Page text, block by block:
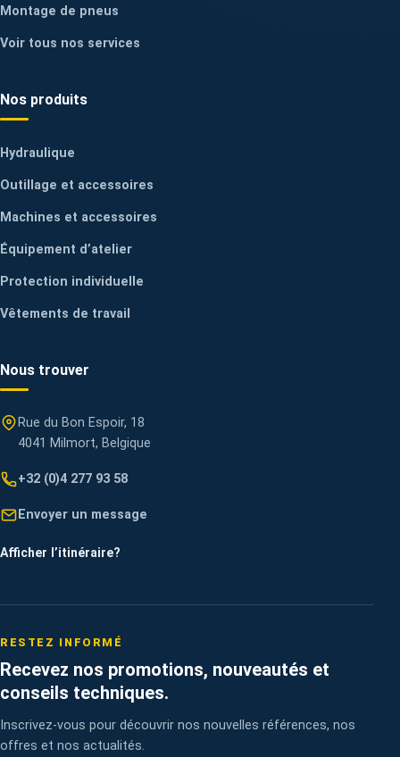
Montage de pneus
Voir tous nos services
Nos produits
Hydraulique
Outillage et accessoires
Machines et accessoires
Équipement d’atelier
Protection individuelle
Vêtements de travail
Nous trouver
Rue du Bon Espoir, 18
4041 Milmort, Belgique
+32 (0)4 277 93 58
Envoyer un message
Afficher l’itinéraire?
RESTEZ INFORMÉ
Recevez nos promotions, nouveautés et
conseils techniques.
Inscrivez-vous pour découvrir nos nouvelles références, nos
offres et nos actualités.